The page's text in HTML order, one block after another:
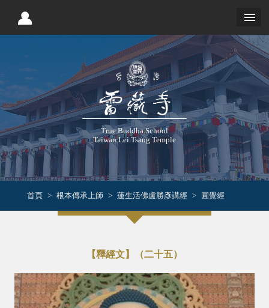
True Buddha School
Taiwan Lei Tsang Temple
首頁 根本傳承上師 蓮生活佛盧勝彥講經 圓覺經
【釋經文】（二十五）